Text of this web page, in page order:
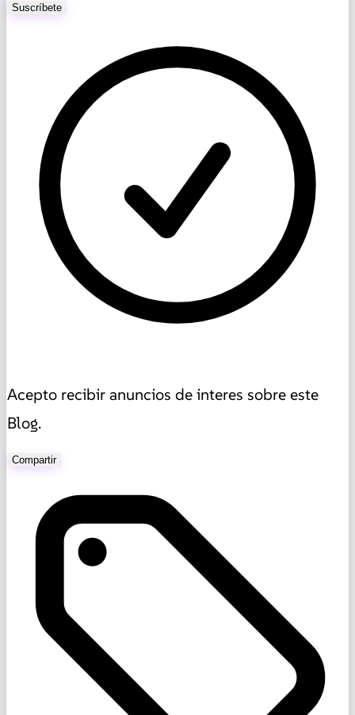
Suscríbete
Acepto recibir anuncios de interes sobre este
Blog.
Compartir